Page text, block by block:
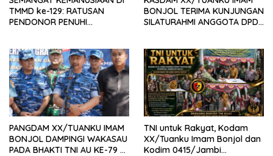
TMMD ke-129: RATUSAN
PENDONOR PENUHI
BONJOL TERIMA KUNJUNGAN
SILATURAHMI ANGGOTA DPD
PANGDAM XX/TUANKU IMAM
BONJOL DAMPINGI WAKASAU
PADA BHAKTI TNI AU KE-79 DI
TNI untuk Rakyat, Kodam
XX/Tuanku Imam Bonjol dan
Kodim 0415/Jambi